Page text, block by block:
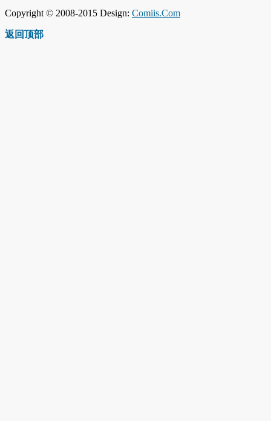
Copyright © 2008-2015 Design: Comiis.Com
返回顶部